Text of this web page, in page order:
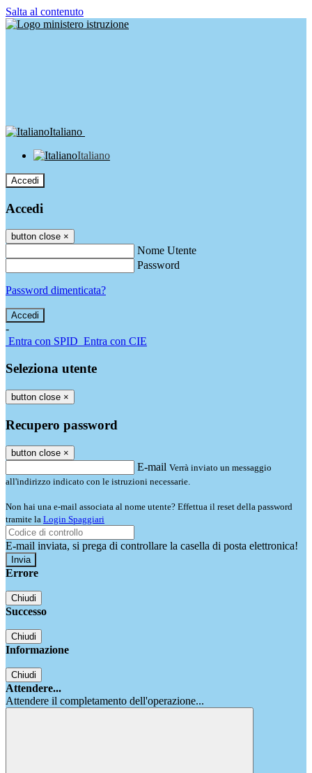
Salta al contenuto
Italiano
Italiano
Accedi
Accedi
button close ×
Nome Utente
Password
Password dimenticata?
-
Entra con SPID Entra con CIE
Seleziona utente
button close ×
Recupero password
button close ×
E-mail Verrà inviato un messaggio
all'indirizzo indicato con le istruzioni necessarie.
Non hai una e-mail associata al nome utente? Effettua il reset della password
tramite la Login Spaggiari
E-mail inviata, si prega di controllare la casella di posta elettronica!
Errore
Chiudi
Successo
Chiudi
Informazione
Chiudi
Attendere...
Attendere il completamento dell'operazione...